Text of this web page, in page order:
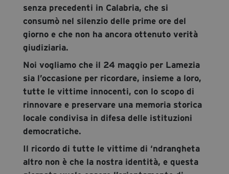
senza precedenti in Calabria, che si
consumò nel silenzio delle prime ore del
giorno e che non ha ancora ottenuto verità
giudiziaria.
Noi vogliamo che il 24 maggio per Lamezia
sia l’occasione per ricordare, insieme a loro,
tutte le vittime innocenti, con lo scopo di
rinnovare e preservare una memoria storica
locale condivisa in difesa delle istituzioni
democratiche.
Il ricordo di tutte le vittime di ‘ndrangheta
altro non è che la nostra identità, e questa